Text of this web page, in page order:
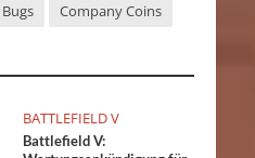
Bugs Company Coins
BATTLEFIELD V
Battlefield V: